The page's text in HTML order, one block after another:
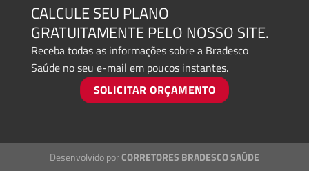
CALCULE SEU PLANO
GRATUITAMENTE PELO NOSSO SITE.
Receba todas as informações sobre a Bradesco
Saúde no seu e-mail em poucos instantes.
SOLICITAR ORÇAMENTO
Desenvolvido porCORRETORES BRADESCO SAÚDE